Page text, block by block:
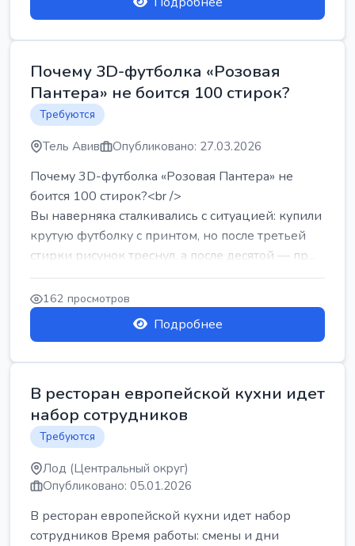
Почему 3D-футболка «Розовая
Пантера» не боится 100 стирок?
Требуются
Тель Авив Опубликовано: 27.03.2026
Почему 3D-футболка «Розовая Пантера» не
боится 100 стирок?<br />
Вы наверняка сталкивались с ситуацией: купили
крутую футболку с принтом, но после третьей
стирки рисунок треснул, а после десятой — пр...
162 просмотров
Подробнее
В ресторан европейской кухни идет
набор сотрудников
Требуются
Лод (Центральный округ)
Опубликовано: 05.01.2026
В ресторан европейской кухни идет набор
сотрудников Время работы: смены и дни